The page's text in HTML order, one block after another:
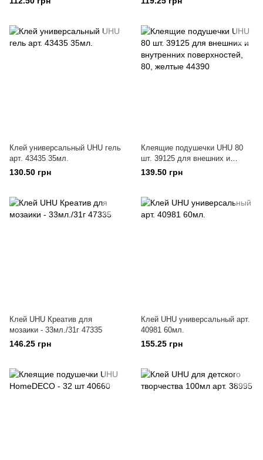
Клей универсальный UHU гель
арт. 43435 35мл.
130.50 грн
Клеящие подушечки UHU 80
шт. 39125 для внешних и
внутренних поверхностей, 80,
желтые 44390
139.50 грн
Клей UHU Креатив для
мозаики - 33мл./31г 47335
146.25 грн
Клей UHU универсальный арт.
40981 60мл.
155.25 грн